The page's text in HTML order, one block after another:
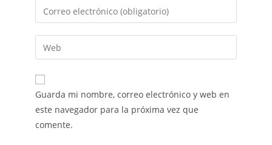
Guarda mi nombre, correo electrónico y web en
este navegador para la próxima vez que
comente.